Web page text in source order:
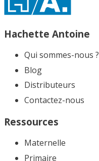
Hachette Antoine
Qui sommes-nous ?
Blog
Distributeurs
Contactez-nous
Ressources
Maternelle
Primaire